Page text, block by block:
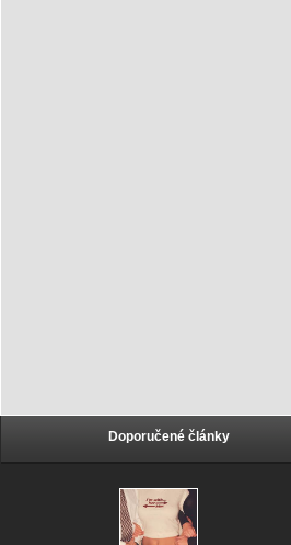
Doporučené články